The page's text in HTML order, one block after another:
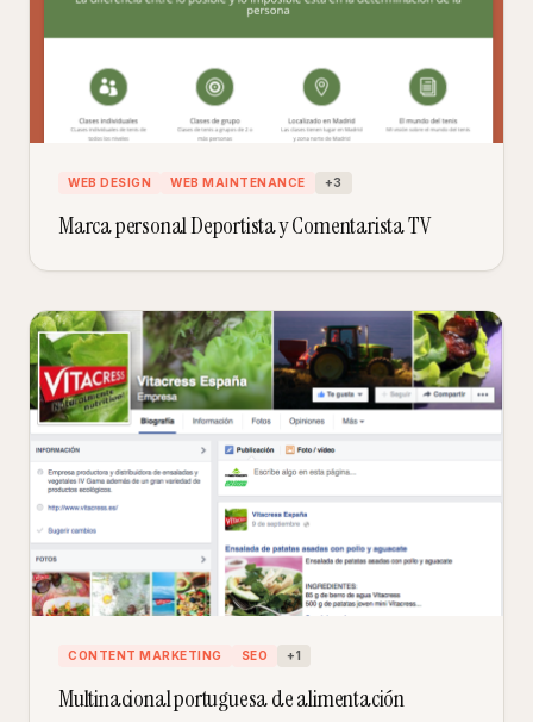
WEB DESIGN WEB MAINTENANCE +3
Marca personal Deportista y Comentarista TV
CONTENT MARKETING SEO +1
Multinacional portuguesa de alimentación